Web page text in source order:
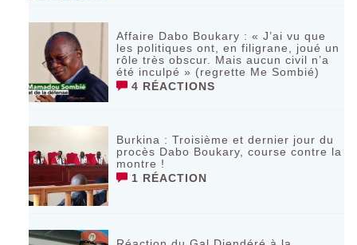
Affaire Dabo Boukary : « J’ai vu que
les politiques ont, en filigrane, joué un
rôle très obscur. Mais aucun civil n’a
été inculpé » (regrette Me Sombié)
4 RÉACTIONS
Burkina : Troisième et dernier jour du
procès Dabo Boukary, course contre la
montre !
1 RÉACTION